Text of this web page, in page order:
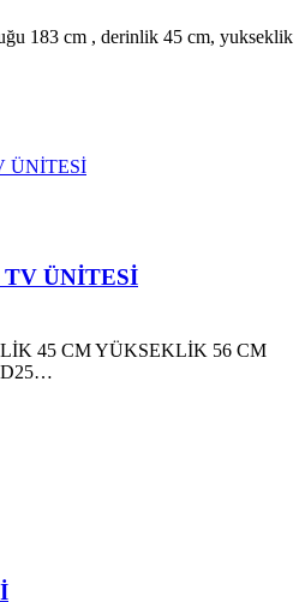
183 cm , derinlik 45 cm, yukseklik
ÜNİTESİ
45 CM YÜKSEKLİK 56 CM